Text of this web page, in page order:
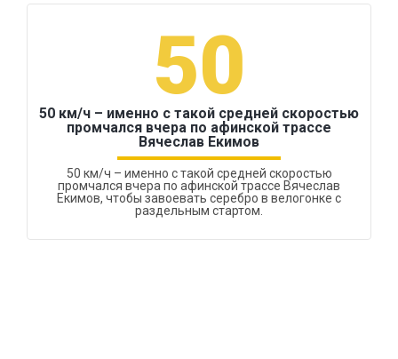
50
50 км/ч – именно с такой средней скоростью
промчался вчера по афинской трассе
Вячеслав Екимов
50 км/ч – именно с такой средней скоростью
промчался вчера по афинской трассе Вячеслав
Екимов, чтобы завоевать серебро в велогонке с
раздельным стартом.